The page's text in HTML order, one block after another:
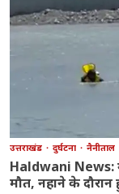
उत्तराखंड दुर्घटना नैनीताल
Haldwani News:
मौत, नहाने के